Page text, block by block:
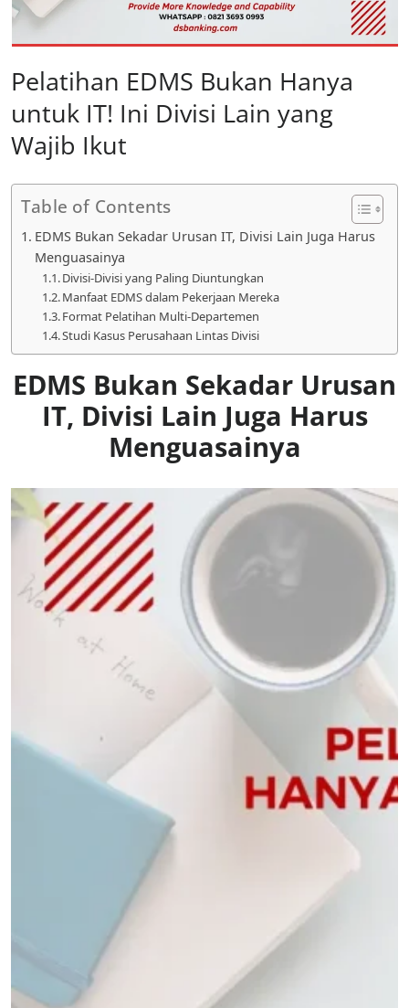
Pelatihan EDMS Bukan Hanya
untuk IT! Ini Divisi Lain yang
Wajib Ikut
Table of Contents
EDMS Bukan Sekadar Urusan IT, Divisi Lain Juga Harus
Menguasainya
Divisi-Divisi yang Paling Diuntungkan
Manfaat EDMS dalam Pekerjaan Mereka
Format Pelatihan Multi-Departemen
Studi Kasus Perusahaan Lintas Divisi
EDMS Bukan Sekadar Urusan
IT, Divisi Lain Juga Harus
Menguasainya